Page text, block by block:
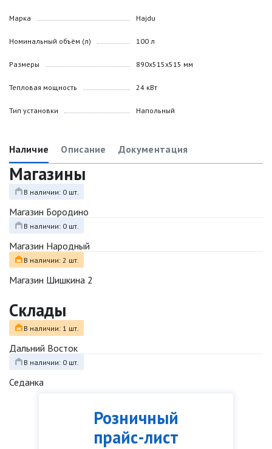
Розничный
прайс-лист
Марка
Номинальный объём (л)
Размеры
Тепловая мощность
Тип установки
Hajdu
100 л
890х515х515 мм
24 кВт
Напольный
Наличие Описание Документация
Магазины
В наличии: 0 шт.
Магазин Бородино
В наличии: 0 шт.
Магазин Народный
В наличии: 2 шт.
Магазин Шишкина 2
Склады
В наличии: 1 шт.
Дальний Восток
В наличии: 0 шт.
Седанка